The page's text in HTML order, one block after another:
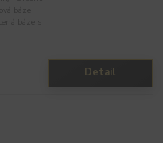
Detail